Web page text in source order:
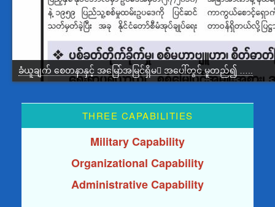
ခံယူချက် စေတနာနှင့် အမြော်အမြင်ရှိမ အပေါ်တွင် မူတည်၍ …..
THREE CAPABILITIES
Military Capability
Organizational Capability
Administrative Capability